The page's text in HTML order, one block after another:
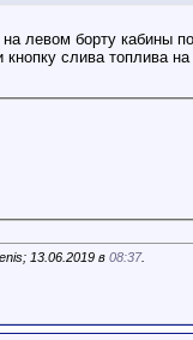
левом борту кабины
слива топлива
13.06.2019 в 08:37.